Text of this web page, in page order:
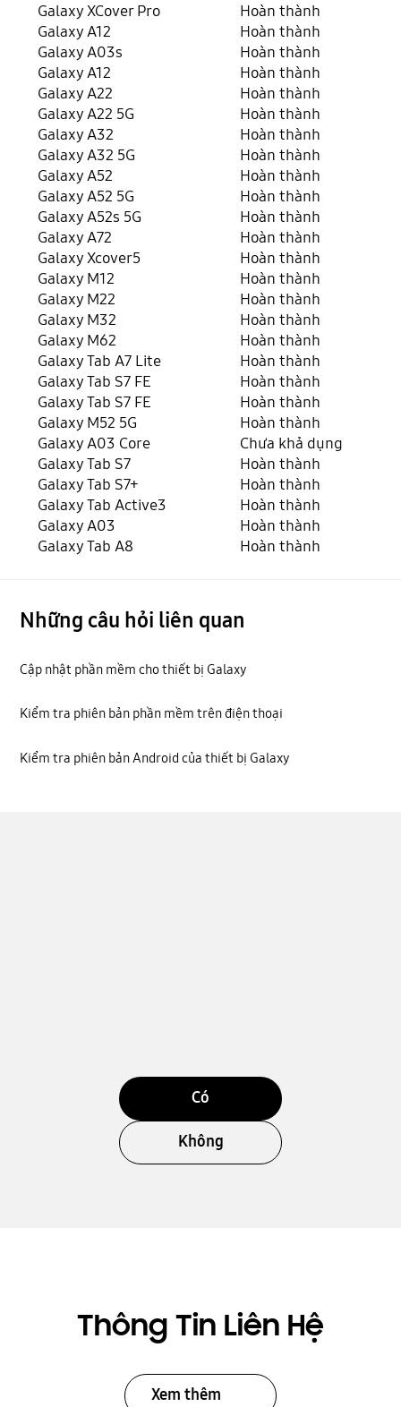
Galaxy XCover Pro
Hoàn thành
Galaxy A12
Hoàn thành
Galaxy A03s
Hoàn thành
Galaxy A12
Hoàn thành
Galaxy A22
Hoàn thành
Galaxy A22 5G
Hoàn thành
Galaxy A32
Hoàn thành
Galaxy A32 5G
Hoàn thành
Galaxy A52
Hoàn thành
Galaxy A52 5G
Hoàn thành
Galaxy A52s 5G
Hoàn thành
Galaxy A72
Hoàn thành
Galaxy Xcover5
Hoàn thành
Galaxy M12
Hoàn thành
Galaxy M22
Hoàn thành
Galaxy M32
Hoàn thành
Galaxy M62
Hoàn thành
Galaxy Tab A7 Lite
Hoàn thành
Galaxy Tab S7 FE
Hoàn thành
Galaxy Tab S7 FE
Hoàn thành
Galaxy M52 5G
Hoàn thành
Galaxy A03 Core
Chưa khả dụng
Galaxy Tab S7
Hoàn thành
Galaxy Tab S7+
Hoàn thành
Galaxy Tab Active3
Hoàn thành
Galaxy A03
Hoàn thành
Galaxy Tab A8
Hoàn thành
Những câu hỏi liên quan
Cập nhật phần mềm cho thiết bị Galaxy
Kiểm tra phiên bản phần mềm trên điện thoại
Kiểm tra phiên bản Android của thiết bị Galaxy
Có
Không
Thông Tin Liên Hệ
Xem thêm